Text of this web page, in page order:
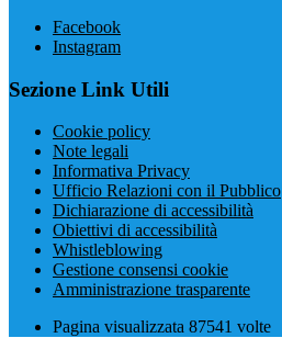
Facebook
Instagram
Sezione Link Utili
Cookie policy
Note legali
Informativa Privacy
Ufficio Relazioni con il Pubblico
Dichiarazione di accessibilità
Obiettivi di accessibilità
Whistleblowing
Gestione consensi cookie
Amministrazione trasparente
Pagina visualizzata 87541 volte